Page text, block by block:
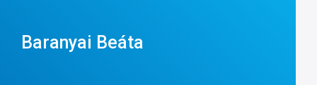
Baranyai Beáta